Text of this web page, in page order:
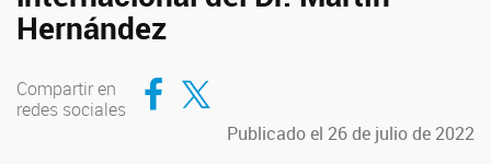
Hernández
Compartir en
redes sociales
Compartir en Facebook
Compartir en Twitter
Publicado el 26 de julio de 2022